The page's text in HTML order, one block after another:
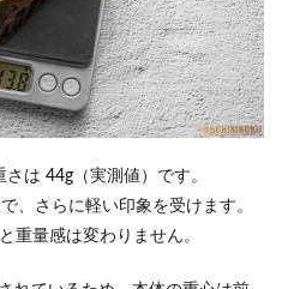
は 44g（実測値）です。
、さらに軽い印象を受けます。
重量感は変わりません。